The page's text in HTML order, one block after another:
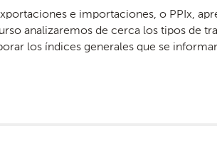
e importaciones, o PPIx,
analizaremos de cerca los tipos de
los índices generales que se